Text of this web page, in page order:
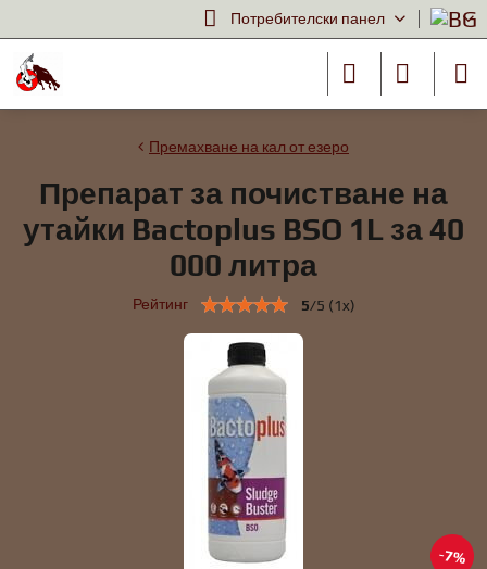
Потребителски панел
7%
Премахване на кал от езеро
Препарат за почистване на
утайки Bactoplus BSO 1L за 40
000 литра
Рейтинг 5/5 (1x)